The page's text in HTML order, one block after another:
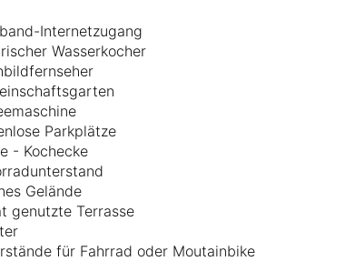
Internetzugang
Wasserkocher
Parkplätze
- Kochecke
Gelände
genutzte Terrasse
für Fahrrad oder Moutainbike